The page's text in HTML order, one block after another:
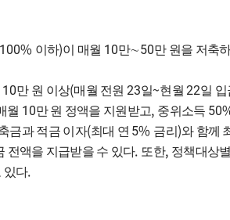
100% 이하)이 매월 10만∼50만 원을 저축
10만 원 이상(매월 전원23일~현월22일 입
월 10만 원 정액을 지원받고, 중위소득
금과 적금 이자(최대 연 5% 금리 )와 함께
전액을 지급받을 수 있다. 또한, 정책대상
있다.